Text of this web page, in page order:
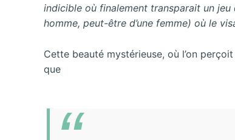
indicible où finalement transparait un jeu
homme, peut-être d’une femme) où le
Cette beauté mystérieuse, où l’on
que